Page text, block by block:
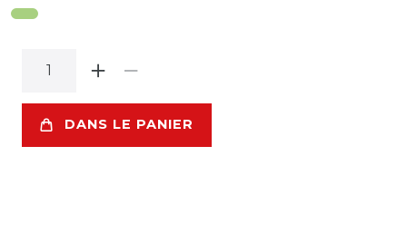
DANS LE PANIER